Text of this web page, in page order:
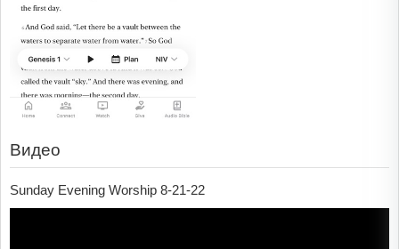
Видео
Sunday Evening Worship 8-21-22